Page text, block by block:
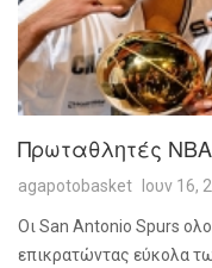
Πρωταθλητές
agapotobasket Ιουν 16,
Οι San Antonio Spurs
επικρατώντας εύκολα